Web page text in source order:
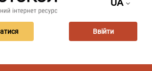
Ввійти